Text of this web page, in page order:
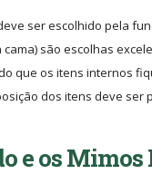
ser escolhido pela
são escolhas
que os itens internos
dos itens deve
e os